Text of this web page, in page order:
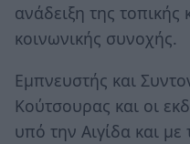
ανάδειξη της τοπικής
κοινωνικής συνοχής.
Εμπνευστής και
Κούτσουρας και οι
υπό την Αιγίδα και